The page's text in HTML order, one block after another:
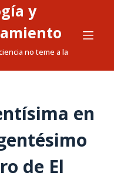
y
no teme a la
en
de El